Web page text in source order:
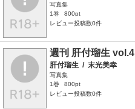
写真集
1巻
800pt
レビュー投稿数0件
週刊 肝付瑠生 vol.4
肝付瑠生 / 末光美幸
写真集
1巻
800pt
レビュー投稿数0件